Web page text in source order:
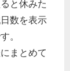
と休みた
数を表示
。
まとめて